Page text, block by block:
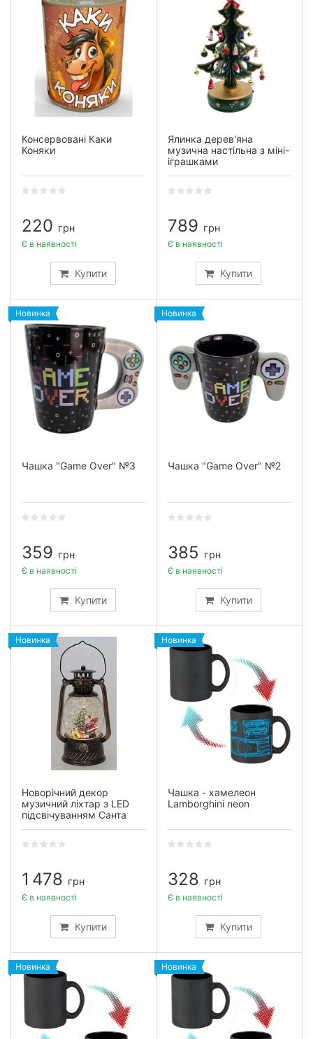
Консервовані Каки
Коняки
220 грн
Купити
Є в наявності
Ялинка дерев'яна
музична настільна з міні-
іграшками
789 грн
Купити
Є в наявності
Новинка
Чашка "Game Over" №3
359 грн
Купити
Є в наявності
Новинка
Чашка "Game Over" №2
385 грн
Купити
Є в наявності
Новинка
Новорічний декор
музичний ліхтар з LED
підсвічуванням Санта
1 478 грн
Купити
Є в наявності
Новинка
Чашка - хамелеон
Lamborghini neon
328 грн
Купити
Є в наявності
Новинка Новинка